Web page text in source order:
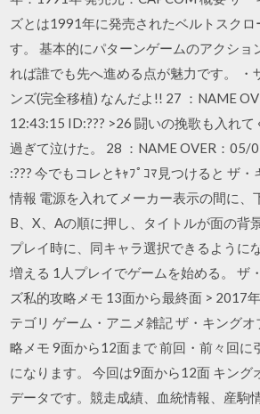
ズとは1991年に発売されたベルトスク
す。 基本的にパターンゲームのアクショ
れば誰でも先へ進める点が魅力です。 ・
ンズ(完全移植) なんだよ!! 27 ：NAME
12:43:15 ID:??? >26 闘いの挽歌も入れて
過ぎて泣けた。 28 ：NAME OVER：
:??? 今でもコレとｷｬﾌﾟｺﾏ見つけると ザ
情報 電源を入れてメーカー表示の間に、
B、X、Aの順に押し、タイトルが面の背
プレイ時に、同キャラ選択できるように
増える 1人プレイでゲームを始める。 ザ
ズ私的攻略メモ 13面から最終面 > 2017
テゴリ ゲーム・アニメ雑記 ザ・キング
略メモ 9面から12面まで 前回・前々回に
になります。 今回は9面から12面 キング
データです。競走成績、血統情報、産駒